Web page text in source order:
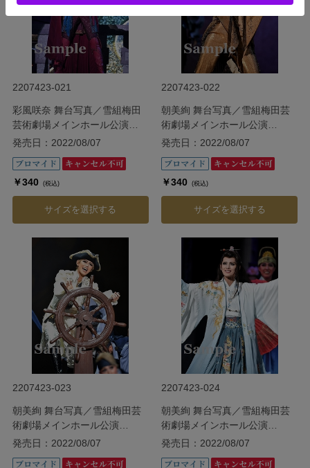
2207423-021
彩風咲奈 舞台写真／雪組梅田
芸術劇場メインホール公演
『ODYSSEY―The Age of
発売日：2022/08/07
￥340 (税込)
サイズを選択する
2207423-022
朝美絢 舞台写真／雪組梅田芸
術劇場メインホール公演
『ODYSSEY―The Age of
発売日：2022/08/07
￥340 (税込)
サイズを選択する
2207423-023
朝美絢 舞台写真／雪組梅田芸
術劇場メインホール公演
『ODYSSEY―The Age of
発売日：2022/08/07
2207423-024
朝美絢 舞台写真／雪組梅田芸
術劇場メインホール公演
『ODYSSEY―The Age of
発売日：2022/08/07